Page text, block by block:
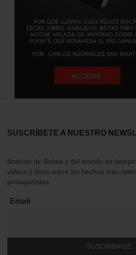
SUSCRÍBETE A NUESTRO
Noticias de Bolivia y del mundo en
videos y fotos sobre los hechos más
protagonistas.
Email